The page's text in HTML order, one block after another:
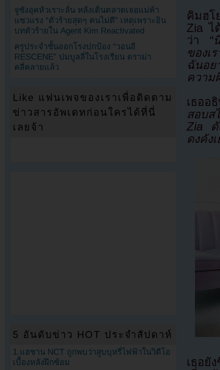
คิมฮโ
Zia ไ
ว่า “
ของเ
ฉันอย
ความ
เธออ
สอบส
Zia ดั
ดงคัง
เธอยั
จูซังอุคหัวเราะลั่น หลังเดินตลาดเจอแม่ค้า
แซวแรง “ตัวร้ายสุดๆ คนไม่ดี” เหตุเพราะอิน
บทตัวร้ายใน Agent Kim Reactivated
ครูประจำชั้นออกโรงปกป้อง “วอนอี
RESCENE” ปมบูลลี่ในโรงเรียน ดราม่า
คลี่คลายแล้ว
Like แฟนเพจของเราเพื่อติดตาม
ข่าวสารอัพเดทก่อนใครได้ที่นี่
เลยจ้า
5 อันดับข่าว HOT ประจำสัปดาห์
1.แฮชาน NCT ถูกพบว่าสูบบุหรี่ไฟฟ้าในวิดีโอ
เบื้องหลังฝึกซ้อม